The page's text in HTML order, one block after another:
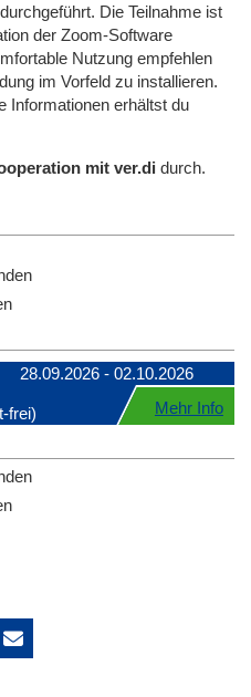
Die Teilnahme ist
der Zoom-Software
Nutzung empfehlen
im Vorfeld zu installieren.
Informationen erhältst du
mit ver.di durch.
28.09.2026 - 02.10.2026
frei) Mehr Info